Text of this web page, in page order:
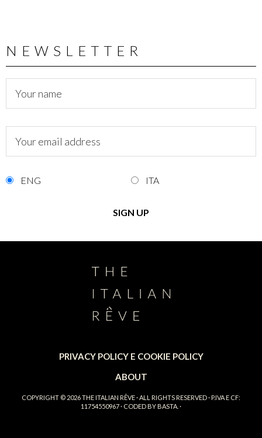
NEWSLETTER
ENG ITA
PRIVACY POLICY E COOKIE POLICY
ABOUT
COPYRIGHT © 2026THE ITALIAN RÊVE· ALL RIGHTS RESERVED · P.IVA E CF:
11754550967 · CODED BY BASTA. ·